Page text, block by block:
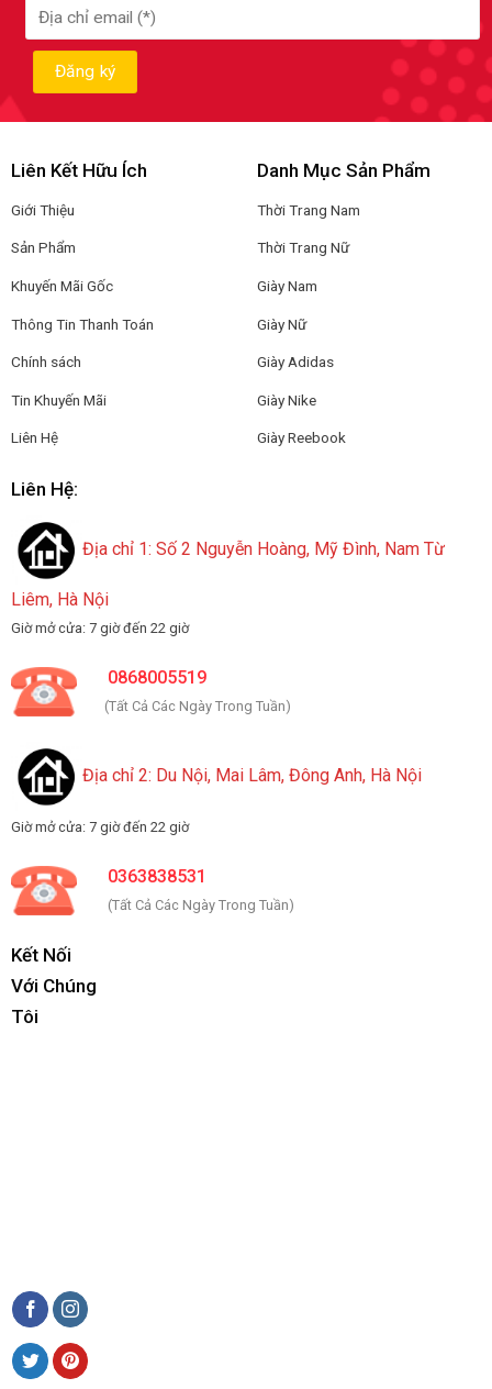
Liên Kết Hữu Ích
Giới Thiệu
Sản Phẩm
Khuyến Mãi Gốc
Thông Tin Thanh Toán
Chính sách
Tin Khuyến Mãi
Liên Hệ
Danh Mục Sản Phẩm
Thời Trang Nam
Thời Trang Nữ
Giày Nam
Giày Nữ
Giày Adidas
Giày Nike
Giày Reebook
Liên Hệ:
Địa chỉ 1: Số 2 Nguyễn Hoàng, Mỹ Đình, Nam Từ
Liêm, Hà Nội
Giờ mở cửa: 7 giờ đến 22 giờ
0868005519
(Tất Cả Các Ngày Trong Tuần)
Địa chỉ 2: Du Nội, Mai Lâm, Đông Anh, Hà Nội
Giờ mở cửa: 7 giờ đến 22 giờ
0363838531
(Tất Cả Các Ngày Trong Tuần)
Kết Nối
Với Chúng
Tôi